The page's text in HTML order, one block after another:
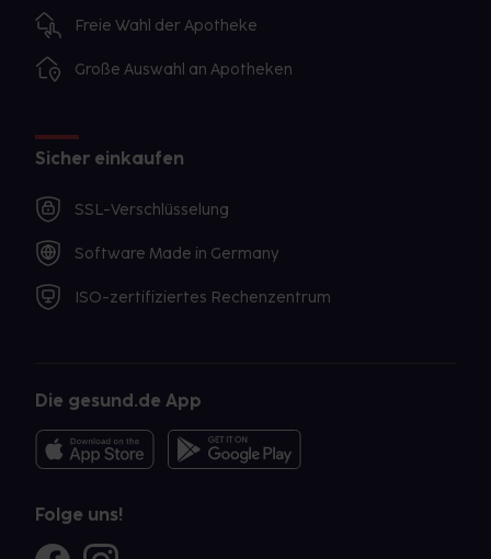
Freie Wahl der Apotheke
Große Auswahl an Apotheken
Sicher einkaufen
SSL-Verschlüsselung
Software Made in Germany
ISO-zertifiziertes Rechenzentrum
Die gesund.de App
Folge uns!